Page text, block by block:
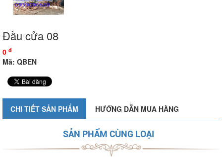
Đầu cửa 08
0 đ
Mã: QBEN
CHI TIẾT SẢN PHẨM HƯỚNG DẪN MUA HÀNG
SẢN PHẨM CÙNG LOẠI